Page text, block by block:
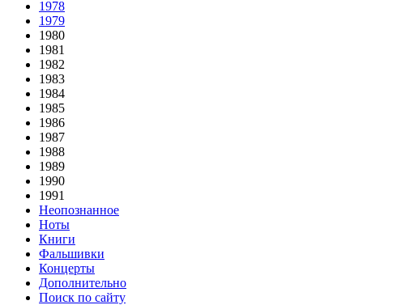
1978
1979
1980
1981
1982
1983
1984
1985
1986
1987
1988
1989
1990
1991
Неопознанное
Ноты
Книги
Фальшивки
Концерты
Дополнительно
Поиск по сайту